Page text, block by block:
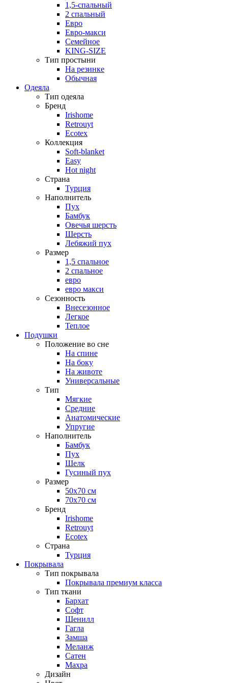
1,5-спальный
2 спальный
Евро
Евро-макси
Семейное
KING-SIZE
Тип простыни
На резинке
Обычная
Одеяла
Тип одеяла
Бренд
Irishome
Retrouyt
Ecotex
Коллекция
Soft-blanket
Easy
Hot night
Страна
Турция
Наполнитель
Пух
Бамбук
Овечья шерсть
Шерсть
Лебяжий пух
Размер
1,5 спальное
2 спальное
евро
евро макси
Сезонность
Внесезонное
Легкое
Теплое
Подушки
Положение во сне
На спине
На боку
На животе
Универсальные
Тип
Мягкие
Средние
Анатомические
Упругие
Наполнитель
Бамбук
Пух
Шелк
Гусиный пух
Размер
50х70 см
70х70 см
Бренд
Irishome
Retrouyt
Ecotex
Cтрана
Турция
Покрывала
Тип покрывала
Покрывала премиум класса
Тип ткани
Бархат
Софт
Шенилл
Гагла
Замша
Меланж
Сатен
Махра
Дизайн